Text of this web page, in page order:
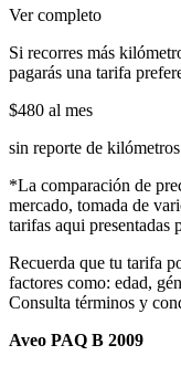
Ver completo
Si recorres más
pagarás una tarifa
$480 al mes
sin reporte de kilómetros
*La comparación de
mercado, tomada de
tarifas aqui presentadas
Recuerda que tu tarifa
factores como: edad,
Consulta términos y
Aveo PAQ B 2009